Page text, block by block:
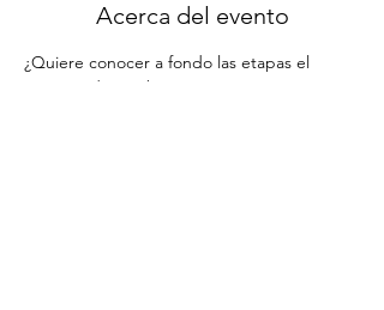
Acerca del evento
¿Quiere conocer a fondo las etapas el
proceso de cambio?